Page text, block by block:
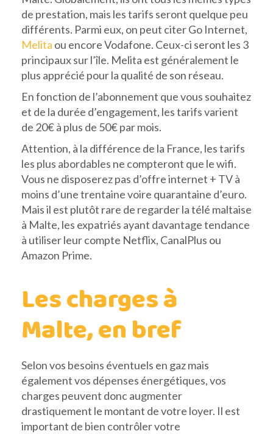
de prestation, mais les tarifs seront quelque peu
différents. Parmi eux, on peut citer Go Internet,
Melita ou encore Vodafone. Ceux-ci seront les 3
principaux sur l’île. Melita est généralement le
plus apprécié pour la qualité de son réseau.
En fonction de l’abonnement que vous souhaitez
et de la durée d’engagement, les tarifs varient
de 20€ à plus de 50€ par mois.
Attention, à la différence de la France, les tarifs
les plus abordables ne compteront que le wifi.
Vous ne disposerez pas d’offre internet + TV à
moins d’une trentaine voire quarantaine d’euro.
Mais il est plutôt rare de regarder la télé maltaise
à Malte, les expatriés ayant davantage tendance
à utiliser leur compte Netflix, CanalPlus ou
Amazon Prime.
Les charges à
Malte, en bref
Selon vos besoins éventuels en gaz mais
également vos dépenses énergétiques, vos
charges peuvent donc augmenter
drastiquement le montant de votre loyer. Il est
important de bien contrôler votre